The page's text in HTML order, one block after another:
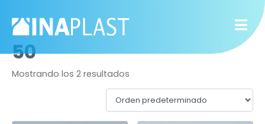
50
Mostrando los 2 resultados